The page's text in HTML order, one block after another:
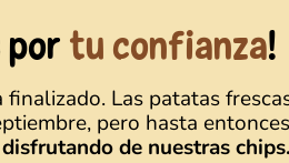
por tu confianza!
finalizado. Las patatas
pero hasta entonces
de nuestras chips.